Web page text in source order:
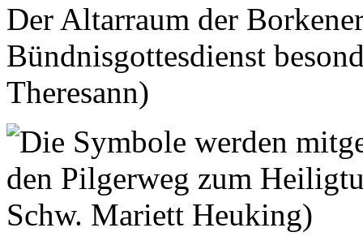
Der Altarraum der
Bündnisgottesdienst
Theresann)